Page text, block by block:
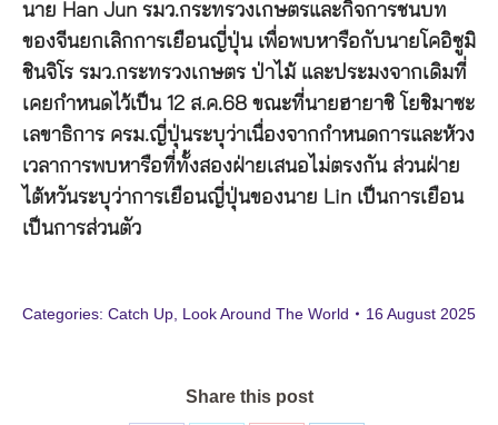
นาย Han Jun รมว.กระทรวงเกษตรและกิจการชนบท
ของจีนยกเลิกการเยือนญี่ปุ่น เพื่อพบหารือกับนายโคอิซูมิ
ชินจิโร รมว.กระทรวงเกษตร ป่าไม้ และประมงจากเดิมที่
เคยกำหนดไว้เป็น 12 ส.ค.68 ขณะที่นายฮายาชิ โยชิมาซะ
เลขาธิการ ครม.ญี่ปุ่นระบุว่าเนื่องจากกำหนดการและห้วง
เวลาการพบหารือที่ทั้งสองฝ่ายเสนอไม่ตรงกัน ส่วนฝ่าย
ไต้หวันระบุว่าการเยือนญี่ปุ่นของนาย Lin เป็นการเยือน
เป็นการส่วนตัว
Categories: Catch Up Look Around The World 16 August 2025
Share this post